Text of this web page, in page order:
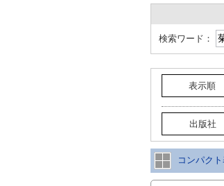
検索ワード：
表示順
出版社
コンパク